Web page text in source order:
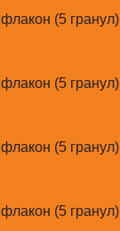
флакон (5 гранул)
флакон (5 гранул)
флакон (5 гранул)
флакон (5 гранул)